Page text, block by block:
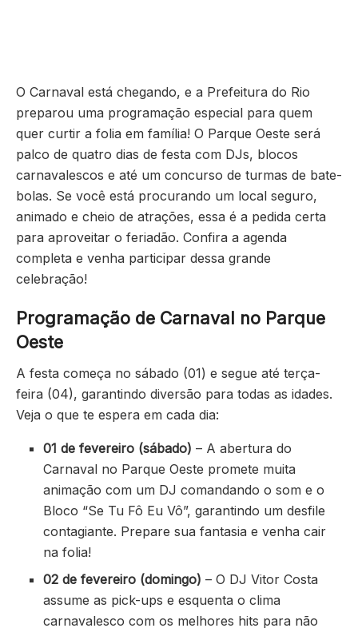
O Carnaval está chegando, e a Prefeitura do Rio
preparou uma programação especial para quem
quer curtir a folia em família! O Parque Oeste será
palco de quatro dias de festa com DJs, blocos
carnavalescos e até um concurso de turmas de bate-
bolas. Se você está procurando um local seguro,
animado e cheio de atrações, essa é a pedida certa
para aproveitar o feriadão. Confira a agenda
completa e venha participar dessa grande
celebração!
Programação de Carnaval no Parque
Oeste
A festa começa no sábado (01) e segue até terça-
feira (04), garantindo diversão para todas as idades.
Veja o que te espera em cada dia:
01 de fevereiro (sábado) – A abertura do
Carnaval no Parque Oeste promete muita
animação com um DJ comandando o som e o
Bloco “Se Tu Fô Eu Vô”, garantindo um desfile
contagiante. Prepare sua fantasia e venha cair
na folia!
02 de fevereiro (domingo) – O DJ Vitor Costa
assume as pick-ups e esquenta o clima
carnavalesco com os melhores hits para não